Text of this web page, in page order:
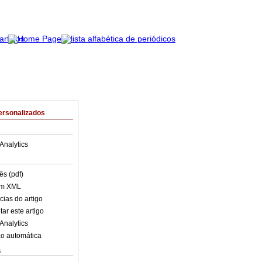
(pdf)
XML
do artigo
este artigo
automática